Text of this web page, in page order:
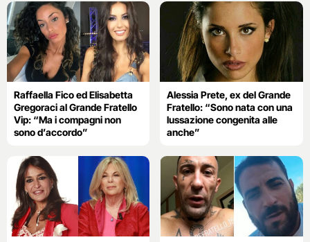
Raffaella Fico ed Elisabetta
Gregoraci al Grande Fratello
Vip: “Ma i compagni non
sono d’accordo”
Alessia Prete, ex del Grande
Fratello: “Sono nata con una
lussazione congenita alle
anche”